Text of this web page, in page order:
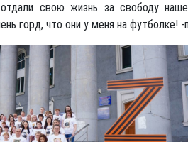
свою жизнь за свободу
горд, что они у меня на